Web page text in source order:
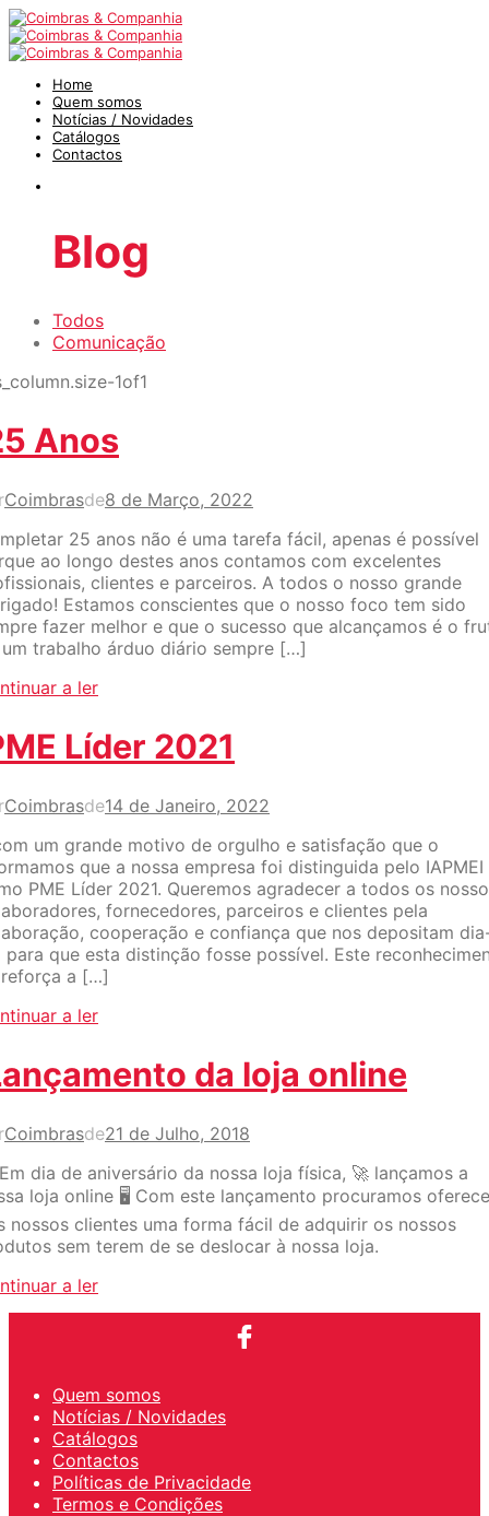
Home
Quem somos
Notícias / Novidades
Catálogos
Contactos
Blog
Todos
Comunicação
Anos
Coimbrasde8 de Março, 2022
25 anos não é uma tarefa fácil, apenas é possível
ao longo destes anos contamos com excelentes
clientes e parceiros. A todos o nosso grande
Estamos conscientes que o nosso foco tem sido
fazer melhor e que o sucesso que alcançamos é o
trabalho árduo diário sempre […]
a ler
Líder 2021
Coimbrasde14 de Janeiro, 2022
um grande motivo de orgulho e satisfação que o
que a nossa empresa foi distinguida pelo IAPMEI
PME Líder 2021. Queremos agradecer a todos os
fornecedores, parceiros e clientes pela
cooperação e confiança que nos depositam
para que esta distinção fosse possível. Este
a […]
a ler
da loja online
Coimbrasde21 de Julho, 2018
dia de aniversário da nossa loja física, 🚀 lançamos a
loja online 🖥 Com este lançamento procuramos
nossos clientes uma forma fácil de adquirir os nossos
sem terem de se deslocar à nossa loja.
a ler
Quem somos
Notícias / Novidades
Catálogos
Contactos
Políticas de Privacidade
Termos e Condições